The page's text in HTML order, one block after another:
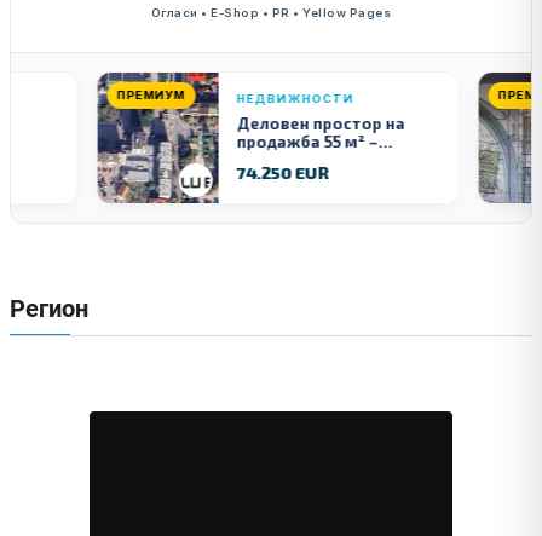
Огласи • E-Shop • PR • Yellow Pages
ПРЕМИУМ НЕДВИЖНОСТИ
Деловен простор на
продажба 55 м² –
Куманово
74.250 EUR
ПРЕМИУМ
Регион